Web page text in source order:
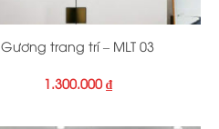
Gương trang trí – MLT 03
1.300.000₫